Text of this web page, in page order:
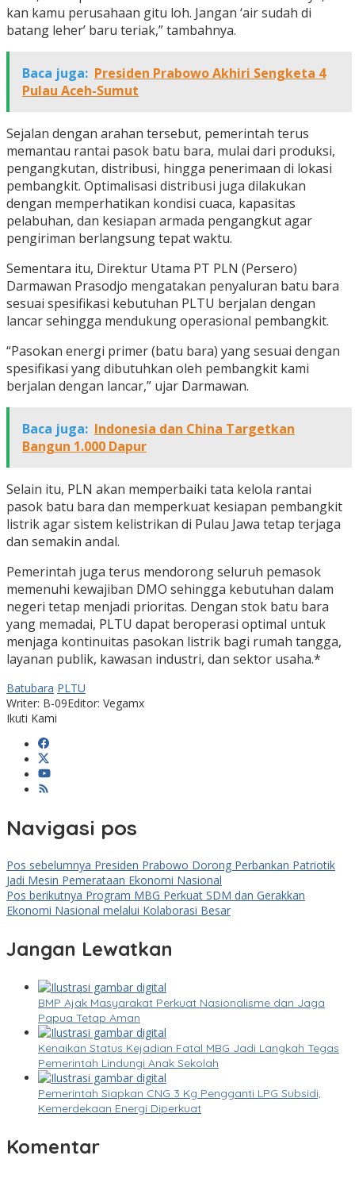
kan kamu perusahaan gitu loh. Jangan ‘air sudah di
batang leher’ baru teriak,” tambahnya.
Baca juga: Presiden Prabowo Akhiri Sengketa 4
Pulau Aceh-Sumut
Sejalan dengan arahan tersebut, pemerintah terus
memantau rantai pasok batu bara, mulai dari produksi,
pengangkutan, distribusi, hingga penerimaan di lokasi
pembangkit. Optimalisasi distribusi juga dilakukan
dengan memperhatikan kondisi cuaca, kapasitas
pelabuhan, dan kesiapan armada pengangkut agar
pengiriman berlangsung tepat waktu.
Sementara itu, Direktur Utama PT PLN (Persero)
Darmawan Prasodjo mengatakan penyaluran batu bara
sesuai spesifikasi kebutuhan PLTU berjalan dengan
lancar sehingga mendukung operasional pembangkit.
“Pasokan energi primer (batu bara) yang sesuai dengan
spesifikasi yang dibutuhkan oleh pembangkit kami
berjalan dengan lancar,” ujar Darmawan.
Baca juga: Indonesia dan China Targetkan
Bangun 1.000 Dapur
Selain itu, PLN akan memperbaiki tata kelola rantai
pasok batu bara dan memperkuat kesiapan pembangkit
listrik agar sistem kelistrikan di Pulau Jawa tetap terjaga
dan semakin andal.
Pemerintah juga terus mendorong seluruh pemasok
memenuhi kewajiban DMO sehingga kebutuhan dalam
negeri tetap menjadi prioritas. Dengan stok batu bara
yang memadai, PLTU dapat beroperasi optimal untuk
menjaga kontinuitas pasokan listrik bagi rumah tangga,
layanan publik, kawasan industri, dan sektor usaha.*
Batubara PLTU
Writer: B-09Editor: Vegamx
Ikuti Kami
Navigasi pos
Pos sebelumnya Presiden Prabowo Dorong Perbankan Patriotik
Jadi Mesin Pemerataan Ekonomi Nasional
Pos berikutnya Program MBG Perkuat SDM dan Gerakkan
Ekonomi Nasional melalui Kolaborasi Besar
Jangan Lewatkan
BMP Ajak Masyarakat Perkuat Nasionalisme dan Jaga
Papua Tetap Aman
Kenaikan Status Kejadian Fatal MBG Jadi Langkah Tegas
Pemerintah Lindungi Anak Sekolah
Pemerintah Siapkan CNG 3 Kg Pengganti LPG Subsidi,
Kemerdekaan Energi Diperkuat
Komentar